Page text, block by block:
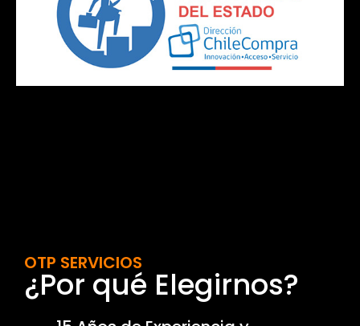
OTP SERVICIOS
¿Por qué Elegirnos?